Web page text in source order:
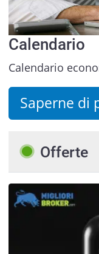
Calendario
Calendario
Saperne di
Offerte